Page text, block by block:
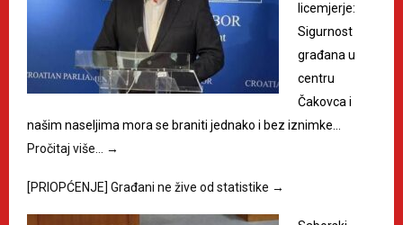
licemjerje:
Sigurnost
građana u
centru
Čakovca i
našim naseljima mora se braniti jednako i bez iznimke…
Pročitaj više…
→
[PRIOPĆENJE] Građani ne žive od statistike →